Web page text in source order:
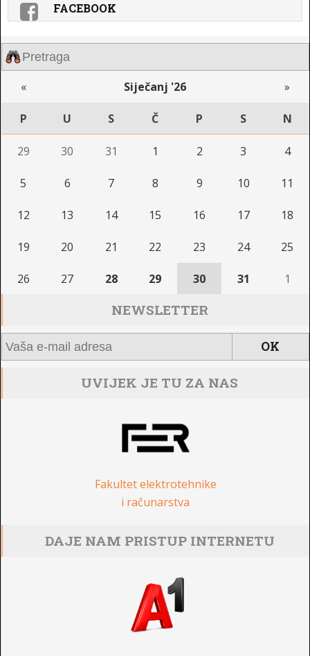
FACEBOOK
« Siječanj '26 »
P U S Č P S N
29 30 31 1 2 3 4
5 6 7 8 9 10 11
12 13 14 15 16 17 18
19 20 21 22 23 24 25
26 27 28 29 30 31 1
NEWSLETTER
UVIJEK JE TU ZA NAS
Fakultet elektrotehnike
i računarstva
DAJE NAM PRISTUP INTERNETU